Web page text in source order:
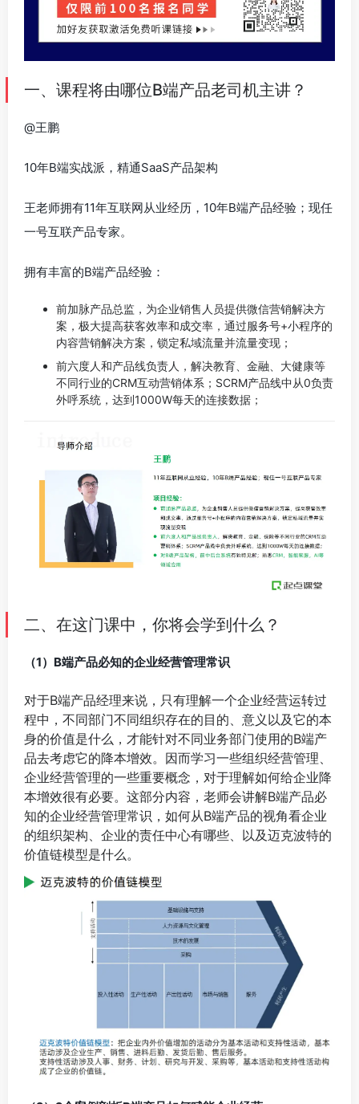
一、课程将由哪位B端产品老司机主讲？
@王鹏
10年B端实战派，精通SaaS产品架构
王老师拥有11年互联网从业经历，10年B端产品经验；现任
一号互联产品专家。
拥有丰富的B端产品经验：
前加脉产品总监，为企业销售人员提供微信营销解决方
案，极大提高获客效率和成交率，通过服务号+小程序的
内容营销解决方案，锁定私域流量并流量变现；
前六度人和产品线负责人，解决教育、金融、大健康等
不同行业的CRM互动营销体系；SCRM产品线中从0负责
外呼系统，达到1000W每天的连接数据；
二、在这门课中，你将会学到什么？
（1）B端产品必知的企业经营管理常识
对于B端产品经理来说，只有理解一个企业经营运转过
程中，不同部门不同组织存在的目的、意义以及它的本
身的价值是什么，才能针对不同业务部门使用的B端产
品去考虑它的降本增效。因而学习一些组织经营管理、
企业经营管理的一些重要概念，对于理解如何给企业降
本增效很有必要。这部分内容，老师会讲解B端产品必
知的企业经营管理常识，如何从B端产品的视角看企业
的组织架构、企业的责任中心有哪些、以及迈克波特的
价值链模型是什么。